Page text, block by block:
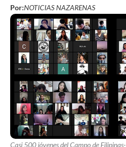
Por:NOTICIAS NAZARENAS
Casi 500 jóvenes del Campo de Filipinas-